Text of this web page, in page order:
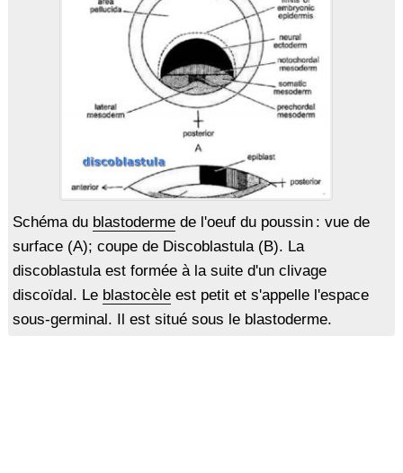
Schéma du blastodermede l'oeuf du poussin : vue de
surface (A); coupe de Discoblastula (B). La
discoblastula est formée à la suite d'un clivage
discoïdal. Le blastocèleest petit et s'appelle l'espace
sous-germinal. Il est situé sous le blastoderme.